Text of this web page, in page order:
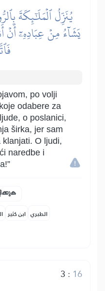
يُنَزِّلُ ٱلۡمَلَٰٓئِكَةَ
يَشَآءُ مِنۡ عِبَادِهِۦٓ أَنۡ
po volji
odabere za
o poslanici,
širka, jer sam
O ljudi,
naredbe i
ابن كثير الطبري
3 : 16